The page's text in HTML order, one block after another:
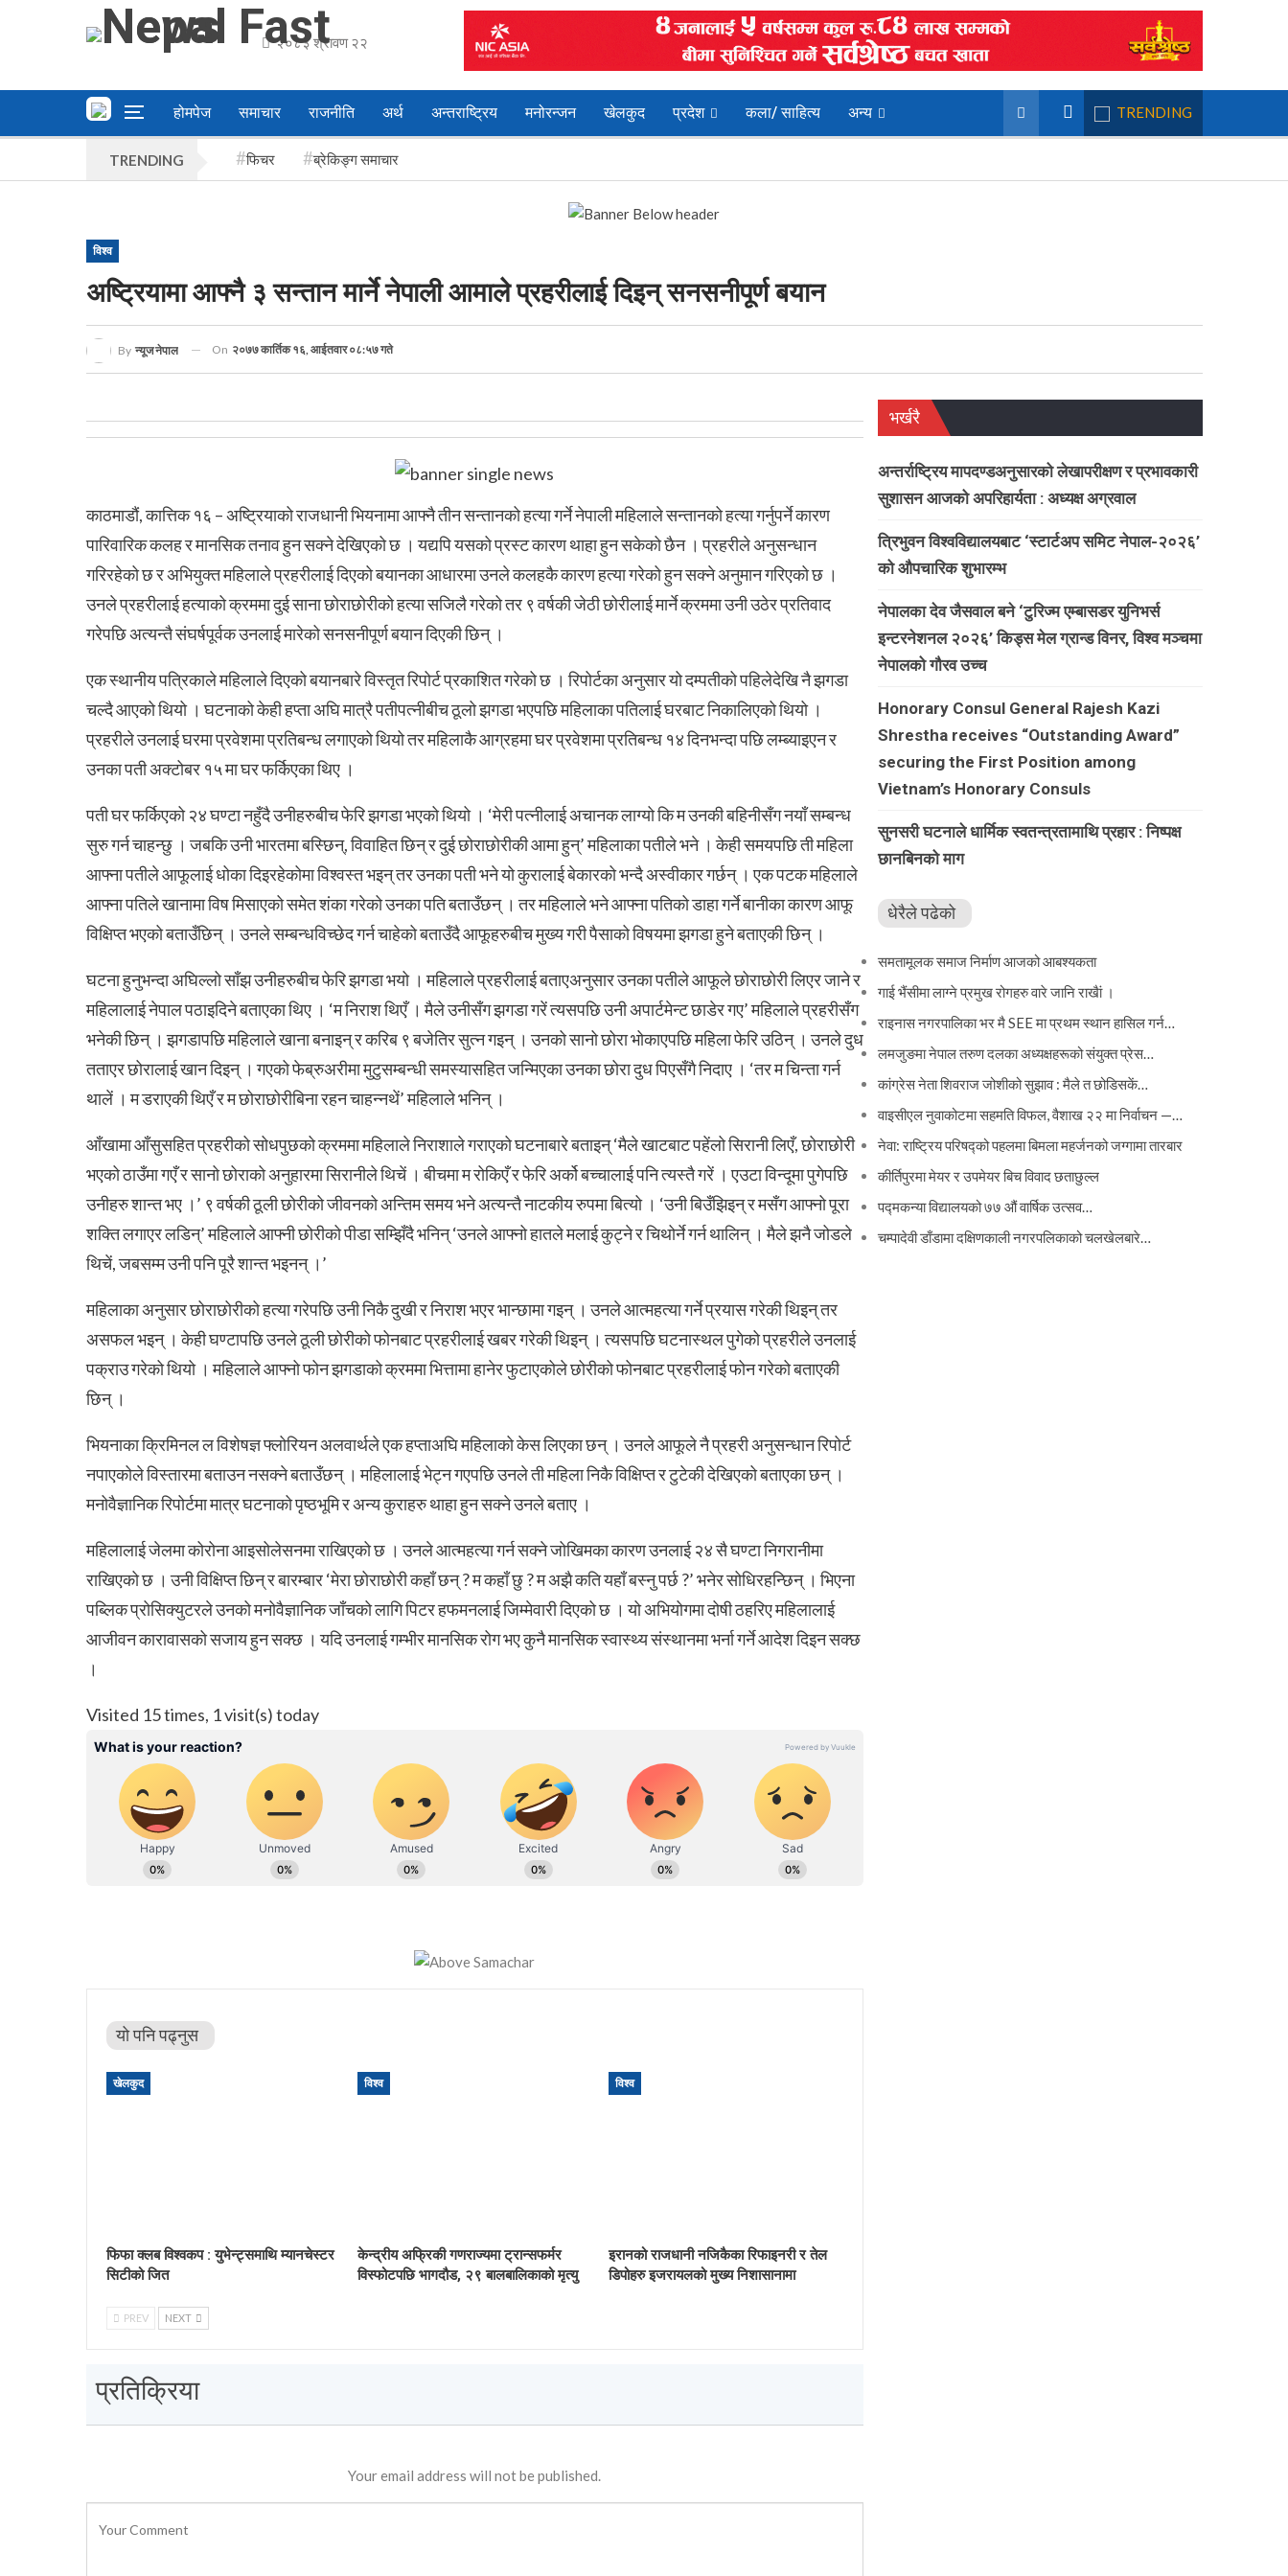
२०८३ श्रावण २२
होमपेज समाचार राजनीति अर्थ अन्तराष्ट्रिय मनोरन्जन खेलकुद प्रदेश कला/ साहित्य अन्य TRENDING
TRENDING फिचर ब्रेकिङ्ग समाचार
विश्व
अष्ट्रियामा आफ्नै ३ सन्तान मार्ने नेपाली आमाले प्रहरीलाई दिइन् सनसनीपूर्ण बयान
By न्यूज नेपाल On २०७७ कार्तिक १६, आईतवार ०८:५७ गते
काठमाडौं, कात्तिक १६ – अष्ट्रियाको राजधानी भियनामा आफ्नै तीन सन्तानको हत्या गर्ने नेपाली महिलाले सन्तानको हत्या गर्नुपर्ने कारण
पारिवारिक कलह र मानसिक तनाव हुन सक्ने देखिएको छ । यद्यपि यसको प्रस्ट कारण थाहा हुन सकेको छैन । प्रहरीले अनुसन्धान
गरिरहेको छ र अभियुक्त महिलाले प्रहरीलाई दिएको बयानका आधारमा उनले कलहकै कारण हत्या गरेको हुन सक्ने अनुमान गरिएको छ ।
उनले प्रहरीलाई हत्याको क्रममा दुई साना छोराछोरीको हत्या सजिलै गरेको तर ९ वर्षकी जेठी छोरीलाई मार्ने क्रममा उनी उठेर प्रतिवाद
गरेपछि अत्यन्तै संघर्षपूर्वक उनलाई मारेको सनसनीपूर्ण बयान दिएकी छिन् ।
एक स्थानीय पत्रिकाले महिलाले दिएको बयानबारे विस्तृत रिपोर्ट प्रकाशित गरेको छ । रिपोर्टका अनुसार यो दम्पतीको पहिलेदेखि नै झगडा
चल्दै आएको थियो । घटनाको केही हप्ता अघि मात्रै पतीपत्नीबीच ठूलो झगडा भएपछि महिलाका पतिलाई घरबाट निकालिएको थियो ।
प्रहरीले उनलाई घरमा प्रवेशमा प्रतिबन्ध लगाएको थियो तर महिलाकै आग्रहमा घर प्रवेशमा प्रतिबन्ध १४ दिनभन्दा पछि लम्ब्याइएन र
उनका पती अक्टोबर १५ मा घर फर्किएका थिए ।
पती घर फर्किएको २४ घण्टा नहुँदै उनीहरुबीच फेरि झगडा भएको थियो । ‘मेरी पत्नीलाई अचानक लाग्यो कि म उनकी बहिनीसँग नयाँ सम्बन्ध
सुरु गर्न चाहन्छु । जबकि उनी भारतमा बस्छिन्, विवाहित छिन् र दुई छोराछोरीकी आमा हुन्’ महिलाका पतीले भने । केही समयपछि ती महिला
आफ्ना पतीले आफूलाई धोका दिइरहेकोमा विश्वस्त भइन् तर उनका पती भने यो कुरालाई बेकारको भन्दै अस्वीकार गर्छन् । एक पटक महिलाले
आफ्ना पतिले खानामा विष मिसाएको समेत शंका गरेको उनका पति बताउँछन् । तर महिलाले भने आफ्ना पतिको डाहा गर्ने बानीका कारण आफू
विक्षिप्त भएको बताउँछिन् । उनले सम्बन्धविच्छेद गर्न चाहेको बताउँदै आफूहरुबीच मुख्य गरी पैसाको विषयमा झगडा हुने बताएकी छिन् ।
घटना हुनुभन्दा अघिल्लो साँझ उनीहरुबीच फेरि झगडा भयो । महिलाले प्रहरीलाई बताएअनुसार उनका पतीले आफूले छोराछोरी लिएर जाने र
महिलालाई नेपाल पठाइदिने बताएका थिए । ‘म निराश थिएँ । मैले उनीसँग झगडा गरें त्यसपछि उनी अपार्टमेन्ट छाडेर गए’ महिलाले प्रहरीसँग
भनेकी छिन् । झगडापछि महिलाले खाना बनाइन् र करिब ९ बजेतिर सुत्न गइन् । उनको सानो छोरा भोकाएपछि महिला फेरि उठिन् । उनले दुध
तताएर छोरालाई खान दिइन् । गएको फेब्रुअरीमा मुटुसम्बन्धी समस्यासहित जन्मिएका उनका छोरा दुध पिएसँगै निदाए । ‘तर म चिन्ता गर्न
थालें । म डराएकी थिएँ र म छोराछोरीबिना रहन चाहन्नथें’ महिलाले भनिन् ।
आँखामा आँसुसहित प्रहरीको सोधपुछको क्रममा महिलाले निराशाले गराएको घटनाबारे बताइन् ‘मैले खाटबाट पहेंलो सिरानी लिएँ, छोराछोरी
भएको ठाउँमा गएँ र सानो छोराको अनुहारमा सिरानीले थिचें । बीचमा म रोकिएँ र फेरि अर्को बच्चालाई पनि त्यस्तै गरें । एउटा विन्दूमा पुगेपछि
उनीहरु शान्त भए ।’ ९ वर्षकी ठूली छोरीको जीवनको अन्तिम समय भने अत्यन्तै नाटकीय रुपमा बित्यो । ‘उनी बिउँझिइन् र मसँग आफ्नो पूरा
शक्ति लगाएर लडिन्’ महिलाले आफ्नी छोरीको पीडा सम्झिँदै भनिन् ‘उनले आफ्नो हातले मलाई कुट्ने र चिथोर्ने गर्न थालिन् । मैले झनै जोडले
थिचें, जबसम्म उनी पनि पूरै शान्त भइनन् ।’
महिलाका अनुसार छोराछोरीको हत्या गरेपछि उनी निकै दुखी र निराश भएर भान्छामा गइन् । उनले आत्महत्या गर्ने प्रयास गरेकी थिइन् तर
असफल भइन् । केही घण्टापछि उनले ठूली छोरीको फोनबाट प्रहरीलाई खबर गरेकी थिइन् । त्यसपछि घटनास्थल पुगेको प्रहरीले उनलाई
पक्राउ गरेको थियो । महिलाले आफ्नो फोन झगडाको क्रममा भित्तामा हानेर फुटाएकोले छोरीको फोनबाट प्रहरीलाई फोन गरेको बताएकी
छिन् ।
भियनाका क्रिमिनल ल विशेषज्ञ फ्लोरियन अलवार्थले एक हप्ताअघि महिलाको केस लिएका छन् । उनले आफूले नै प्रहरी अनुसन्धान रिपोर्ट
नपाएकोले विस्तारमा बताउन नसक्ने बताउँछन् । महिलालाई भेट्न गएपछि उनले ती महिला निकै विक्षिप्त र टुटेकी देखिएको बताएका छन् ।
मनोवैज्ञानिक रिपोर्टमा मात्र घटनाको पृष्ठभूमि र अन्य कुराहरु थाहा हुन सक्ने उनले बताए ।
महिलालाई जेलमा कोरोना आइसोलेसनमा राखिएको छ । उनले आत्महत्या गर्न सक्ने जोखिमका कारण उनलाई २४ सै घण्टा निगरानीमा
राखिएको छ । उनी विक्षिप्त छिन् र बारम्बार ‘मेरा छोराछोरी कहाँ छन् ? म कहाँ छु ? म अझै कति यहाँ बस्नु पर्छ ?’ भनेर सोधिरहन्छिन् । भिएना
पब्लिक प्रोसिक्युटरले उनको मनोवैज्ञानिक जाँचको लागि पिटर हफमनलाई जिम्मेवारी दिएको छ । यो अभियोगमा दोषी ठहरिए महिलालाई
आजीवन कारावासको सजाय हुन सक्छ । यदि उनलाई गम्भीर मानसिक रोग भए कुनै मानसिक स्वास्थ्य संस्थानमा भर्ना गर्ने आदेश दिइन सक्छ
।
Visited 15 times, 1 visit(s) today
यो पनि पढ्नुस
खेलकुद
फिफा क्लब विश्वकप : युभेन्ट्समाथि म्यानचेस्टर
सिटीको जित
विश्व
केन्द्रीय अफ्रिकी गणराज्यमा ट्रान्सफर्मर
विस्फोटपछि भागदौड, २९ बालबालिकाको मृत्यु
विश्व
इरानको राजधानी नजिकैका रिफाइनरी र तेल
डिपोहरु इजरायलको मुख्य निशासानामा
PREV NEXT
प्रतिक्रिया
Your email address will not be published.
भर्खरै
अन्तर्राष्ट्रिय मापदण्डअनुसारको लेखापरीक्षण र प्रभावकारी
सुशासन आजको अपरिहार्यता : अध्यक्ष अग्रवाल
त्रिभुवन विश्वविद्यालयबाट ‘स्टार्टअप समिट नेपाल-२०२६’
को औपचारिक शुभारम्भ
नेपालका देव जैसवाल बने ‘टुरिज्म एम्बासडर युनिभर्स
इन्टरनेशनल २०२६’ किड्स मेल ग्रान्ड विनर, विश्व मञ्चमा
नेपालको गौरव उच्च
Honorary Consul General Rajesh Kazi
Shrestha receives “Outstanding Award”
securing the First Position among
Vietnam’s Honorary Consuls
सुनसरी घटनाले धार्मिक स्वतन्त्रतामाथि प्रहार : निष्पक्ष
छानबिनको माग
धेरैले पढेको
समतामूलक समाज निर्माण आजको आबश्यकता
गाई भैंसीमा लाग्ने प्रमुख रोगहरु वारे जानि राखैां ।
राइनास नगरपालिका भर मै SEE मा प्रथम स्थान हासिल गर्न…
लमजुङमा नेपाल तरुण दलका अध्यक्षहरूको संयुक्त प्रेस…
कांग्रेस नेता शिवराज जोशीको सुझाव : मैले त छोडिसकें…
वाइसीएल नुवाकोटमा सहमति विफल, वैशाख २२ मा निर्वाचन —…
नेवा: राष्ट्रिय परिषद्को पहलमा बिमला महर्जनको जग्गामा तारबार
कीर्तिपुरमा मेयर र उपमेयर बिच विवाद छताछुल्ल
पद्मकन्या विद्यालयको ७७ औं ‌‌वार्षिक ‌उत्सव…
चम्पादेवी डाँडामा दक्षिणकाली नगरपलिकाको चलखेलबारे…